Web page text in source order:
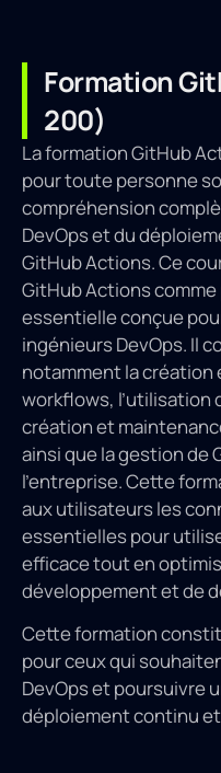
Formation
200)
La formation GitHub
pour toute personne
compréhension
DevOps et du
GitHub Actions. Ce
GitHub Actions
essentielle conçue
ingénieurs DevOps. Il
notamment la création
workflows, l’utilisation
création et
ainsi que la gestion de
l’entreprise. Cette
aux utilisateurs les
essentielles pour
efficace tout en
développement et de
Cette formation
pour ceux qui
DevOps et poursuivre
déploiement continu